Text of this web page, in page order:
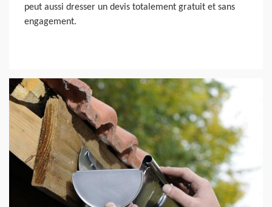
peut aussi dresser un devis totalement gratuit et sans
engagement.